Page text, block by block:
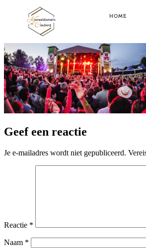
HOME
Geef een reactie
Je e-mailadres wordt niet gepubliceerd.
Reactie *
Naam *